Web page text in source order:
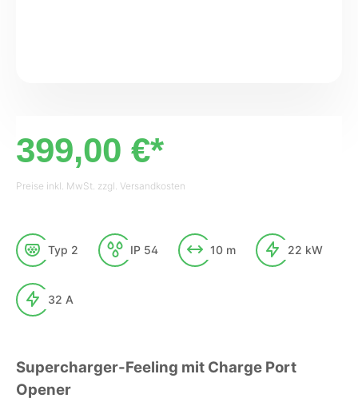
399,00 €*
Preise inkl. MwSt. zzgl. Versandkosten
Typ 2 IP 54 10 m 22 kW
32 A
Supercharger-Feeling mit Charge Port
Opener